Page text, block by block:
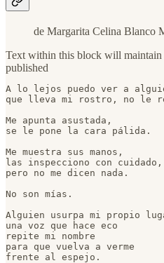
de Margarita Celina Blanco
Text within this block will maintain
published
A lo lejos puedo ver a
que lleva mi rostro, no le
Me apunta asustada,
se le pone la cara pálida.
Me muestra sus manos,
las inspecciono con cuidado,
pero no me dicen nada.
No son mías.
Alguien usurpa mi propio
una voz que hace eco
repite mi nombre
para que vuelva a verme
frente al espejo.